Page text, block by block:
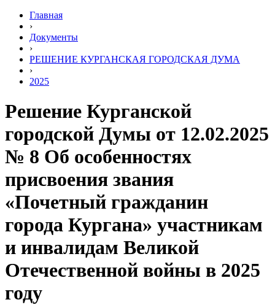
Главная
›
Документы
›
РЕШЕНИЕ КУРГАНСКАЯ ГОРОДСКАЯ ДУМА
›
2025
Решение Курганской
городской Думы от 12.02.2025
№ 8 Об особенностях
присвоения звания
«Почетный гражданин
города Кургана» участникам
и инвалидам Великой
Отечественной войны в 2025
году